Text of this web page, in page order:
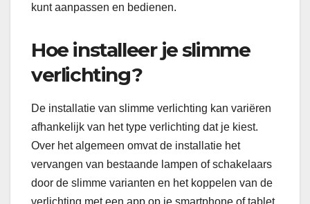
kunt aanpassen en bedienen.
Hoe installeer je slimme
verlichting?
De installatie van slimme verlichting kan variëren
afhankelijk van het type verlichting dat je kiest.
Over het algemeen omvat de installatie het
vervangen van bestaande lampen of schakelaars
door de slimme varianten en het koppelen van de